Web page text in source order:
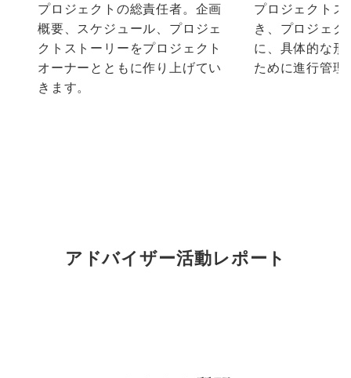
プロジェクトの総責任者。企画
概要、スケジュール、プロジェ
クトストーリーをプロジェクト
オーナーとともに作り上げてい
きます。
プロジェクト
き、プロジェ
に、具体的な
ために進行管
アドバイザー活動レポート